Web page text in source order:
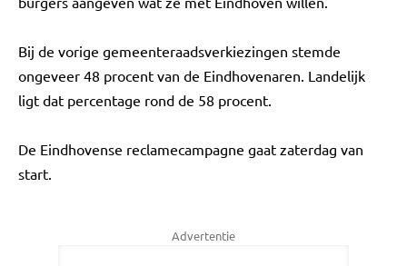
Bij de vorige gemeenteraadsverkiezingen stemde
ongeveer 48 procent van de Eindhovenaren. Landelijk
ligt dat percentage rond de 58 procent.
De Eindhovense reclamecampagne gaat zaterdag van
start.
Advertentie